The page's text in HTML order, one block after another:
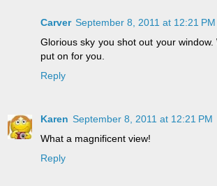
Carver September 8, 2011 at 12:21 PM
Glorious sky you shot out your
put on for you.
Reply
Karen September 8, 2011 at 12:21 PM
What a magnificent view!
Reply